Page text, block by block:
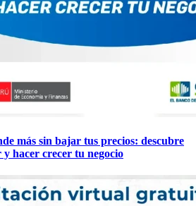
más sin bajar tus precios: descubre
hacer crecer tu negocio